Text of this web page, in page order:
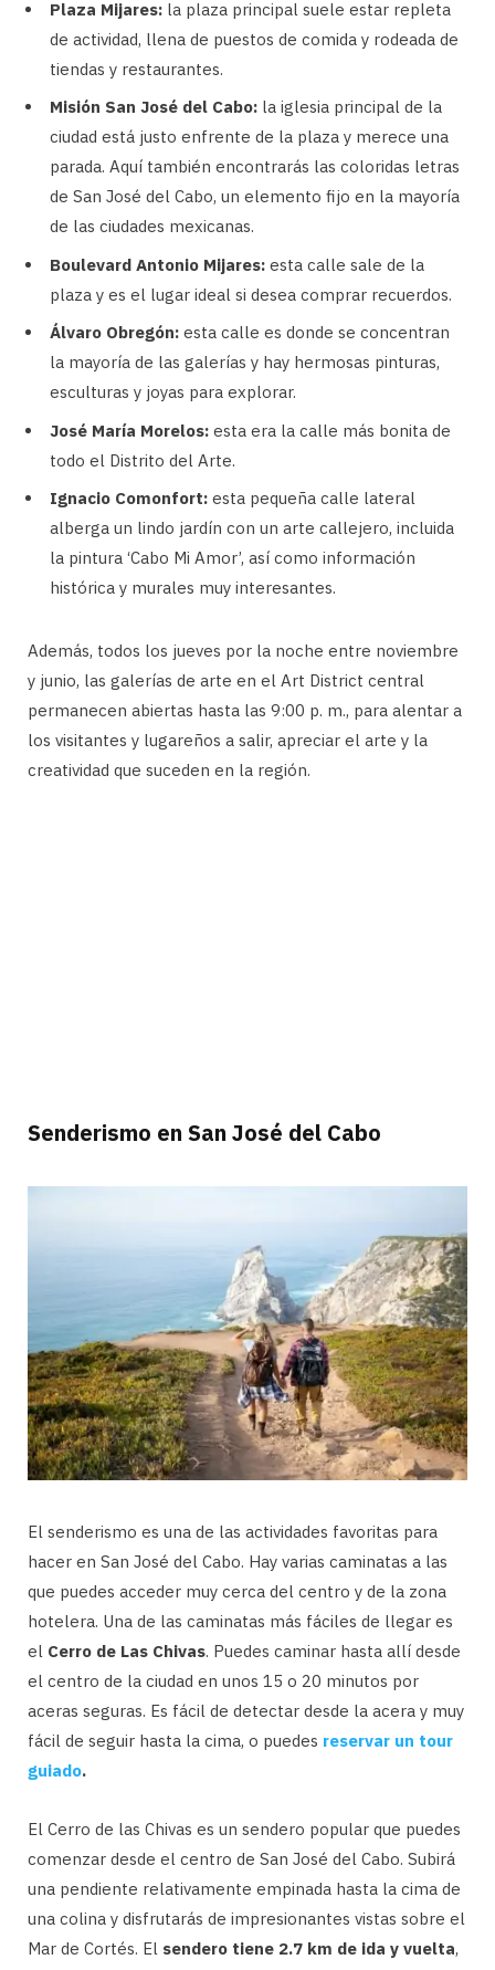
Plaza Mijares: la plaza principal suele estar repleta
de actividad, llena de puestos de comida y rodeada de
tiendas y restaurantes.
Misión San José del Cabo: la iglesia principal de la
ciudad está justo enfrente de la plaza y merece una
parada. Aquí también encontrarás las coloridas letras
de San José del Cabo, un elemento fijo en la mayoría
de las ciudades mexicanas.
Boulevard Antonio Mijares: esta calle sale de la
plaza y es el lugar ideal si desea comprar recuerdos.
Álvaro Obregón: esta calle es donde se concentran
la mayoría de las galerías y hay hermosas pinturas,
esculturas y joyas para explorar.
José María Morelos: esta era la calle más bonita de
todo el Distrito del Arte.
Ignacio Comonfort: esta pequeña calle lateral
alberga un lindo jardín con un arte callejero, incluida
la pintura ‘Cabo Mi Amor’, así como información
histórica y murales muy interesantes.
Además, todos los jueves por la noche entre noviembre
y junio, las galerías de arte en el Art District central
permanecen abiertas hasta las 9:00 p. m., para alentar a
los visitantes y lugareños a salir, apreciar el arte y la
creatividad que suceden en la región.
Senderismo en San José del Cabo
El senderismo es una de las actividades favoritas para
hacer en San José del Cabo. Hay varias caminatas a las
que puedes acceder muy cerca del centro y de la zona
hotelera. Una de las caminatas más fáciles de llegar es
el Cerro de Las Chivas. Puedes caminar hasta allí desde
el centro de la ciudad en unos 15 o 20 minutos por
aceras seguras. Es fácil de detectar desde la acera y muy
fácil de seguir hasta la cima, o puedes reservar un tour
guiado.
El Cerro de las Chivas es un sendero popular que puedes
comenzar desde el centro de San José del Cabo. Subirá
una pendiente relativamente empinada hasta la cima de
una colina y disfrutarás de impresionantes vistas sobre el
Mar de Cortés. El sendero tiene 2.7 km de ida y vuelta,